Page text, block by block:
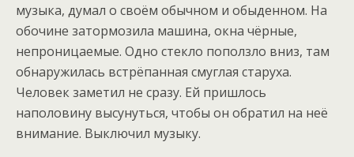
музыка, думал о своём обычном и обыденном. На
обочине затормозила машина, окна чёрные,
непроницаемые. Одно стекло поползло вниз, там
обнаружилась встрёпанная смуглая старуха.
Человек заметил не сразу. Ей пришлось
наполовину высунуться, чтобы он обратил на неё
внимание. Выключил музыку.